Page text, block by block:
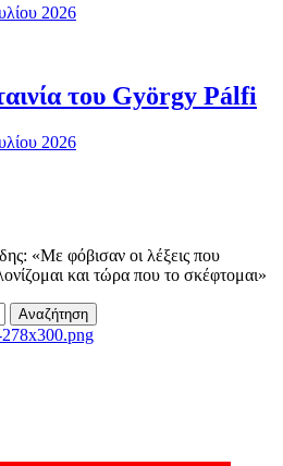
2026
του György Pálfi
2026
«Με φόβισαν οι λέξεις που
και τώρα που το σκέφτομαι»